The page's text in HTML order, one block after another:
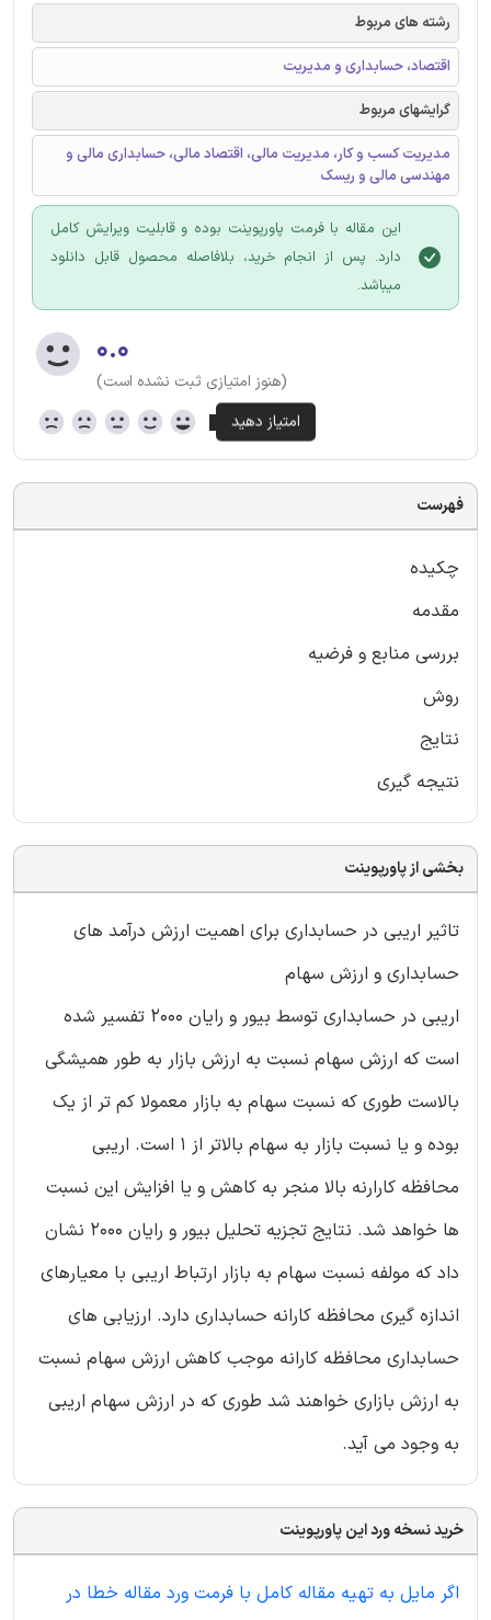
رشته های مربوط
اقتصاد، حسابداری و مدیریت
گرایشهای مربوط
مدیریت کسب و کار، مدیریت مالی، اقتصاد مالی، حسابداری مالی و
مهندسی مالی و ریسک
این مقاله با فرمت پاورپوینت بوده و قابلیت ویرایش کامل
دارد. پس از انجام خرید، بلافاصله محصول قابل دانلود
میباشد.
۰.۰
(هنوز امتیازی ثبت نشده است)
فهرست
چکیده
مقدمه
بررسی منابع و فرضیه
روش
نتایج
نتیجه گیری
بخشی از پاورپوینت
تاثیر اریبی در حسابداری برای اهمیت ارزش درآمد های
حسابداری و ارزش سهام
اریبی در حسابداری توسط بیور و رایان 2000 تفسیر شده
است که ارزش سهام نسبت به ارزش بازار به طور همیشگی
بالاست طوری که نسبت سهام به بازار معمولا کم تر از یک
بوده و یا نسبت بازار به سهام بالاتر از 1 است. اریبی
محافظه کارارنه بالا منجر به کاهش و یا افزایش این نسبت
ها خواهد شد. نتایج تجزیه تحلیل بیور و رایان 2000 نشان
داد که مولفه نسبت سهام به بازار ارتباط اریبی با معیارهای
اندازه گیری محافظه کارانه حسابداری دارد. ارزیابی های
حسابداری محافظه کارانه موجب کاهش ارزش سهام نسبت
به ارزش بازاری خواهند شد طوری که در ارزش سهام اریبی
به وجود می آید.
خرید نسخه ورد این پاورپوینت
اگر مایل به تهیه مقاله کامل با فرمت ورد مقاله خطا در